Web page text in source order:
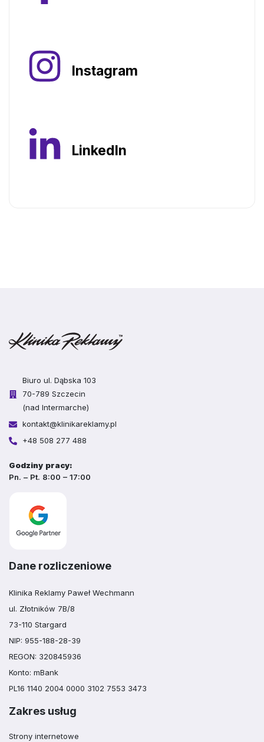
Instagram
LinkedIn
Biuro ul. Dąbska 103
70-789 Szczecin
(nad Intermarche)
kontakt@klinikareklamy.pl
+48 508 277 488
Godziny pracy:
Pn. – Pt. 8:00 – 17:00
Dane rozliczeniowe
Klinika Reklamy Paweł Wechmann
ul. Złotników 7B/8
73-110 Stargard
NIP: 955-188-28-39
REGON: 320845936
Konto: mBank
PL16 1140 2004 0000 3102 7553 3473
Zakres usług
Strony internetowe